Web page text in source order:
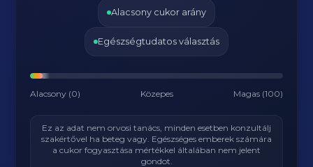
Alacsony cukor arány
Egészségtudatos választás
Alacsony (0) Közepes Magas (100)
Ez az adat nem orvosi tanács, minden esetben konzultálj
szakértővel ha beteg vagy. Egészséges emberek számára
a cukor fogyasztása mértékkel általában nem jelent
gondot.